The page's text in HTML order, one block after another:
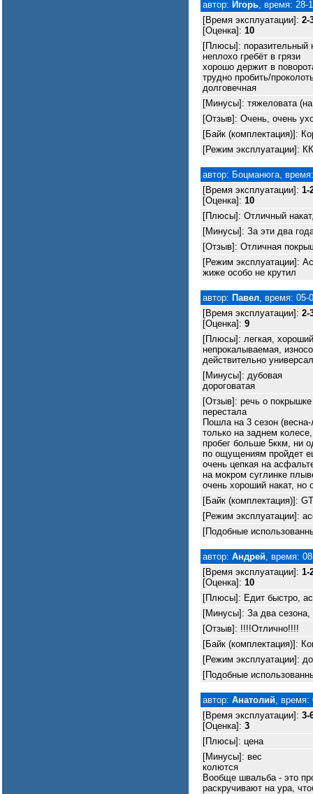
автор: Игорь, время: 28-
[Время эксплуатации]: 2-
[Оценка]: 10
[Плюсы]: поразительный
неплохо гребёт в грязи
хорошо держит в
трудно пробить/
долговечная
[Минусы]: тяжеловата
[Отзыв]: Очень, очень
[Байк (комплектация)]:
[Режим эксплуатации]:
автор: Боцманюга,
[Время эксплуатации]: 1-
[Оценка]: 10
[Плюсы]: Отличный
[Минусы]: За эти два
[Отзыв]: Отличная
[Режим эксплуатации]:
жиже особо не крутил
автор: Павел, время: 05-
[Время эксплуатации]: 2-
[Оценка]: 9
[Плюсы]: легкая, хороший
непрокалываемая,
действительно
[Минусы]: дубовая
дороговатая
[Отзыв]: речь о
перестала
Пошла на 3 сезон (весна-
только на заднем колесе,
пробег больше 5ккм, ни
по ощущениям пройдет
очень цепкая на
на мокром суглинке
очень хороший накат, но
[Байк (комплектация)]:
[Режим эксплуатации]:
[Подобные
автор: Андрей, время:
[Время эксплуатации]: 1-
[Оценка]: 10
[Плюсы]: Едит быстро,
[Минусы]: За два сезона,
[Отзыв]: !!!!Отлично!!!!
[Байк (комплектация)]:
[Режим эксплуатации]:
[Подобные
автор: Анатолий, время:
[Время эксплуатации]: 3-
[Оценка]: 3
[Плюсы]: цена
[Минусы]: вес
колются
Вообще швальба - это
раскручивают на ура,